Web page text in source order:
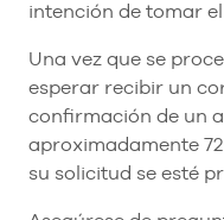
intención de tomar
Una vez que se
esperar recibir un
confirmación de un
aproximadamente
su solicitud se esté